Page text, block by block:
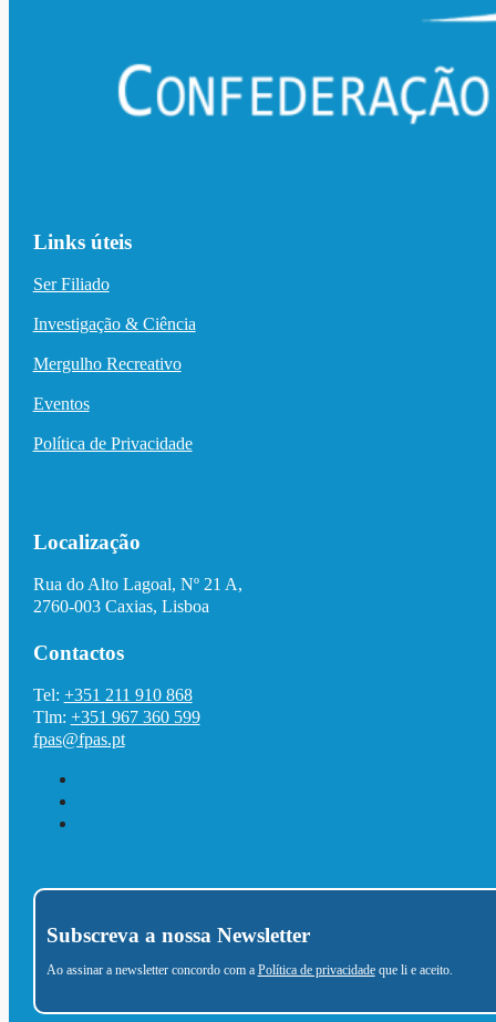
Links úteis
Ser Filiado
Investigação & Ciência
Mergulho Recreativo
Eventos
Política de Privacidade
Localização
Rua do Alto Lagoal, Nº 21 A,
2760-003 Caxias, Lisboa
Contactos
Tel: +351 211 910 868
Tlm: +351 967 360 599
fpas@fpas.pt
Subscreva a nossa Newsletter
Ao assinar a newsletter concordo com a Política de privacidadeque li e aceito.